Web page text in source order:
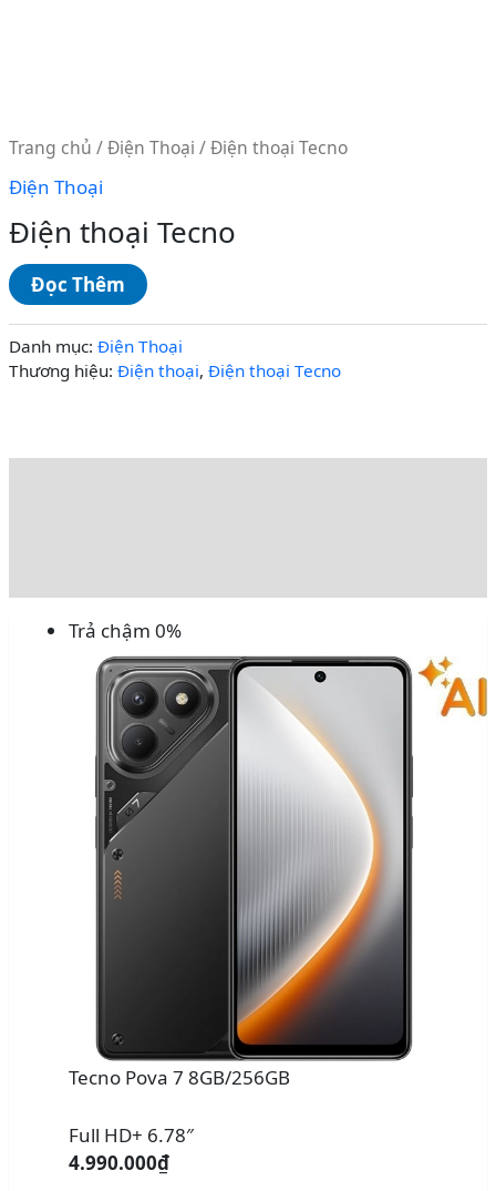
Trang chủ /Điện Thoại / Điện thoại Tecno
Điện Thoại
Điện thoại Tecno
Đọc Thêm
Danh mục: Điện Thoại
Thương hiệu: Điện thoại, Điện thoại Tecno
Trả chậm 0%
Tecno Pova 7 8GB/256GB
Full HD+ 6.78″
4.990.000₫